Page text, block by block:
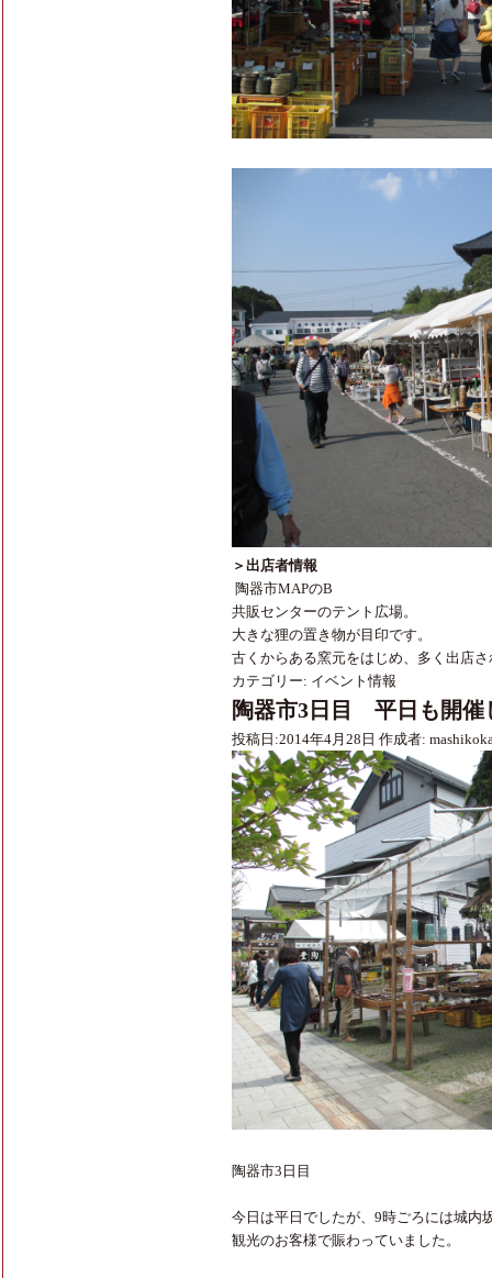
＞出店者情報
陶器市MAPのB
共販センターのテント広場。
大きな狸の置き物が目印です。
古くからある窯元をはじめ、多く出店
カテゴリー: イベント情報
陶器市3日目 平日も開催
投稿日:2014年4月28日 作成者:
陶器市3日目
今日は平日でしたが、9時ごろには城内
観光のお客様で賑わっていました。